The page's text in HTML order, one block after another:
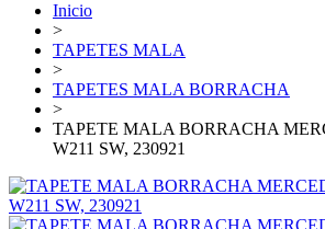
Inicio
>
TAPETES MALA
>
TAPETES MALA BORRACHA
>
TAPETE MALA BORRACHA
W211 SW, 230921